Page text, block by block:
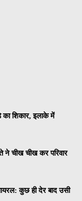
का शिकार, इलाके में
ने चीख चीख कर परिवार
कुछ ही देर बाद उसी